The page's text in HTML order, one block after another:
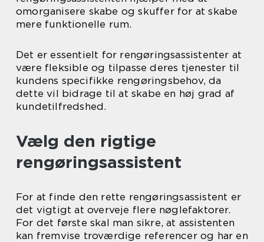
omorganisere skabe og skuffer for at skabe
mere funktionelle rum.
Det er essentielt for rengøringsassistenter at
være fleksible og tilpasse deres tjenester til
kundens specifikke rengøringsbehov, da
dette vil bidrage til at skabe en høj grad af
kundetilfredshed.
Vælg den rigtige
rengøringsassistent
For at finde den rette rengøringsassistent er
det vigtigt at overveje flere nøglefaktorer.
For det første skal man sikre, at assistenten
kan fremvise troværdige referencer og har en